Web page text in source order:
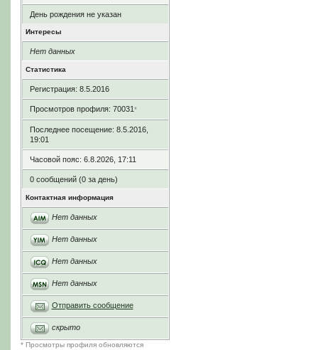
День рождения не указан
Интересы
Нет данных
Статистика
Регистрация: 8.5.2016
Просмотров профиля: 70031*
Последнее посещение: 8.5.2016,
19:01
Часовой пояс: 6.8.2026, 17:11
0 сообщений (0 за день)
Контактная информация
Нет данных
Нет данных
Нет данных
Нет данных
Отправить сообщение
скрыто
* Просмотры профиля обновляются